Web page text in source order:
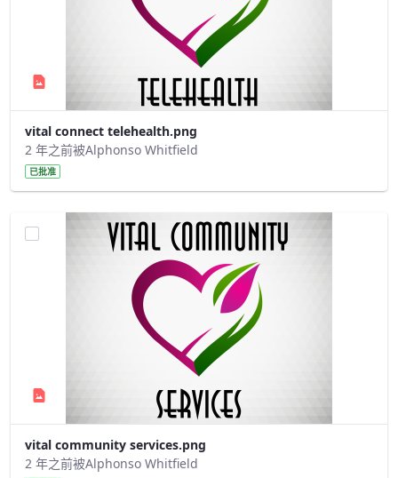
vital connect telehealth.png
2 年之前被Alphonso Whitfield
已批准
vital community services.png
2 年之前被Alphonso Whitfield